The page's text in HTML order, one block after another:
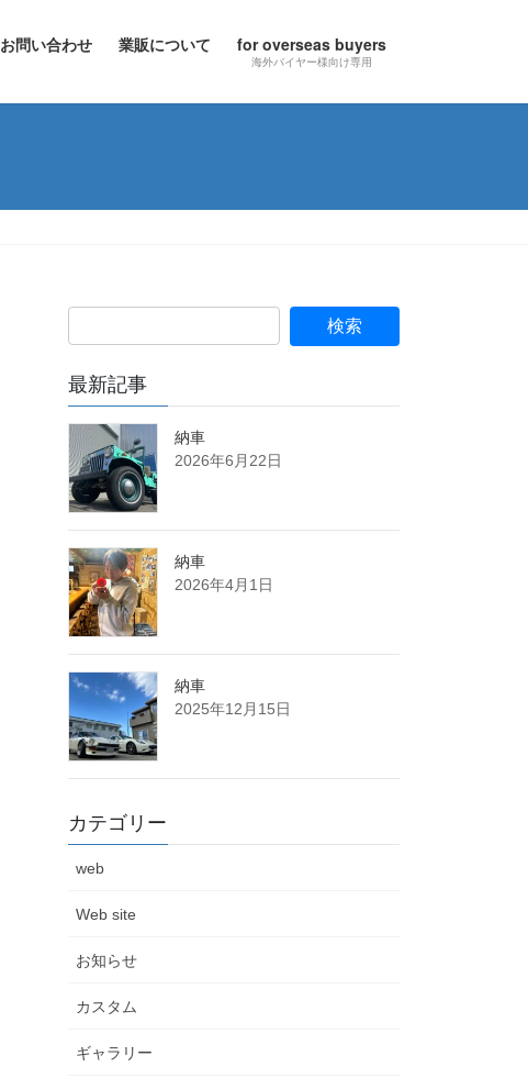
お問い合わせ 業販について for overseas buyers
海外バイヤー様向け専用
最新記事
納車
2026年6月22日
納車
2026年4月1日
納車
2025年12月15日
カテゴリー
web
Web site
お知らせ
カスタム
ギャラリー